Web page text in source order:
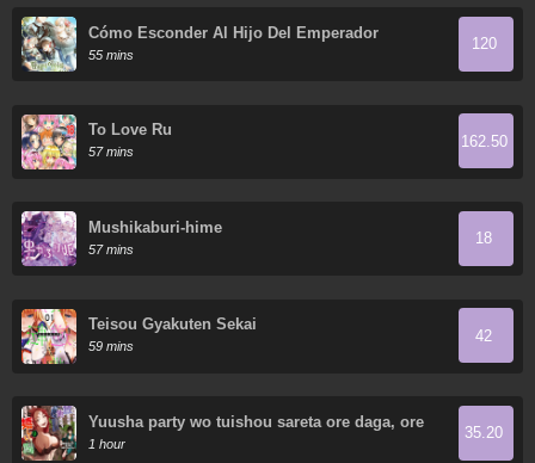
Cómo Esconder Al Hijo Del Emperador
55 mins
120
To Love Ru
57 mins
162.50
Mushikaburi-hime
57 mins
18
Teisou Gyakuten Sekai
59 mins
42
Yuusha party wo tuishou sareta ore daga, ore
kara sudatte kuretayoude ureshii. Nanode
daiseijo, omae ni otte korarete ha
1 hour
35.20